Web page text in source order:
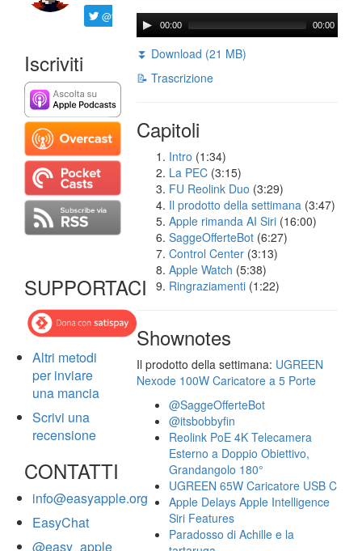
@ftrava
Iscriviti
SUPPORTACI
Altri metodi
per inviare
una mancia
Scrivi una
recensione
CONTATTI
info@easyapple.org
EasyChat
@easy_apple
00:00 00:00
⏬ Download (21 MB)
📝 Trascrizione
Capitoli
Intro (1:34)
La PEC (3:15)
FU Reolink Duo (3:29)
Il prodotto della settimana (3:47)
Apple rimanda AI Siri (16:00)
SaggeOfferteBot (6:27)
Control Center (3:13)
Apple Watch (5:38)
Ringraziamenti (1:22)
Shownotes
Il prodotto della settimana: UGREEN
Nexode 100W Caricatore a 5 Porte
@SaggeOfferteBot
@itsbobbyfin
Reolink PoE 4K Telecamera
Esterno a Doppio Obiettivo,
Grandangolo 180°
UGREEN 65W Caricatore USB C
Apple Delays Apple Intelligence
Siri Features
Paradosso di Achille e la